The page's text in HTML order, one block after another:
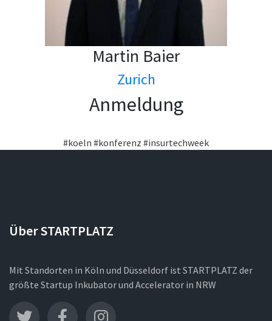
Martin Baier
Zurich
Anmeldung
#koeln #konferenz #insurtechweek
Über STARTPLATZ
Mit Standorten in Köln und Düsseldorf ist STARTPLATZ der
größte Startup Inkubator und Accelerator in NRW